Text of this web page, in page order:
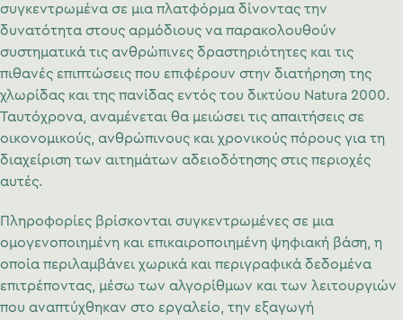
συγκεντρωμένα σε μια πλατφόρμα δίνοντας την
δυνατότητα στους αρμόδιους να παρακολουθούν
συστηματικά τις ανθρώπινες δραστηριότητες και τις
πιθανές επιπτώσεις που επιφέρουν στην διατήρηση της
χλωρίδας και της πανίδας εντός του δικτύου Natura 2000.
Ταυτόχρονα, αναμένεται θα μειώσει τις απαιτήσεις σε
οικονομικούς, ανθρώπινους και χρονικούς πόρους για τη
διαχείριση των αιτημάτων αδειοδότησης στις περιοχές
αυτές.
Πληροφορίες βρίσκονται συγκεντρωμένες σε μια
ομογενοποιημένη και επικαιροποιημένη ψηφιακή βάση, η
οποία περιλαμβάνει χωρικά και περιγραφικά δεδομένα
επιτρέποντας, μέσω των αλγορίθμων και των λειτουργιών
που αναπτύχθηκαν στο εργαλείο, την εξαγωγή